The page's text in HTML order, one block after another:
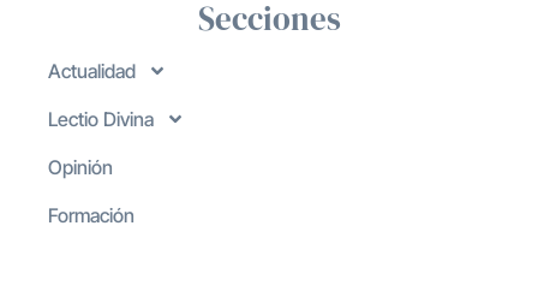
Secciones
Actualidad
Lectio Divina
Opinión
Formación